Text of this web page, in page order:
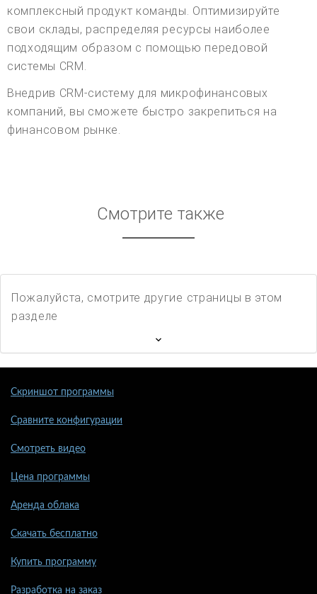
комплексный продукт команды. Оптимизируйте
свои склады, распределяя ресурсы наиболее
подходящим образом с помощью передовой
системы CRM.
Внедрив CRM-систему для микрофинансовых
компаний, вы сможете быстро закрепиться на
финансовом рынке.
Смотрите также
Пожалуйста, смотрите другие страницы в этом
разделе
Скриншот программы
Сравните конфигурации
Смотреть видео
Цена программы
Аренда облака
Скачать бесплатно
Купить программу
Разработка на заказ